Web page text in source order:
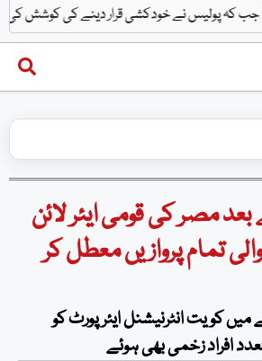
نے خودکشی قرار دینے کی کوشش کی، میر رضا کے
مصر کی قومی ایئر لائن
تمام پروازیں معطل کر
کویت انٹرنیشنل ایئرپورٹ کو
افراد زخمی بھی ہوئے